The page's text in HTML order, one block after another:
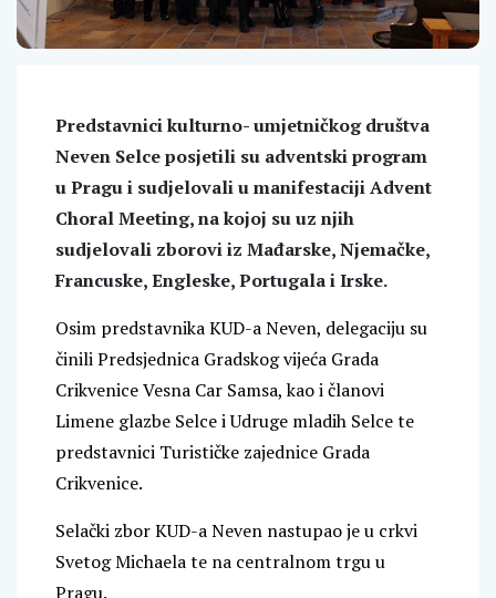
Predstavnici kulturno- umjetničkog društva
Neven Selce posjetili su adventski program
u Pragu i sudjelovali u manifestaciji Advent
Choral Meeting, na kojoj su uz njih
sudjelovali zborovi iz Mađarske, Njemačke,
Francuske, Engleske, Portugala i Irske.
Osim predstavnika KUD-a Neven, delegaciju su
činili Predsjednica Gradskog vijeća Grada
Crikvenice Vesna Car Samsa, kao i članovi
Limene glazbe Selce i Udruge mladih Selce te
predstavnici Turističke zajednice Grada
Crikvenice.
Selački zbor KUD-a Neven nastupao je u crkvi
Svetog Michaela te na centralnom trgu u
Pragu.